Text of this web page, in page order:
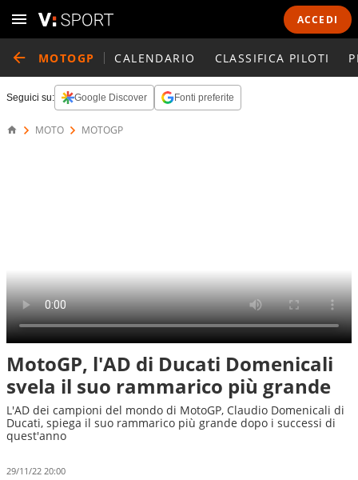
ACCEDI
MOTOGP CALENDARIO CLASSIFICA PILOTI
Seguici su: Google Discover Fonti preferite
MOTO MOTOGP
MotoGP, l'AD di Ducati Domenicali
svela il suo rammarico più grande
L'AD dei campioni del mondo di MotoGP, Claudio Domenicali di
Ducati, spiega il suo rammarico più grande dopo i successi di
quest'anno
29/11/22 20:00